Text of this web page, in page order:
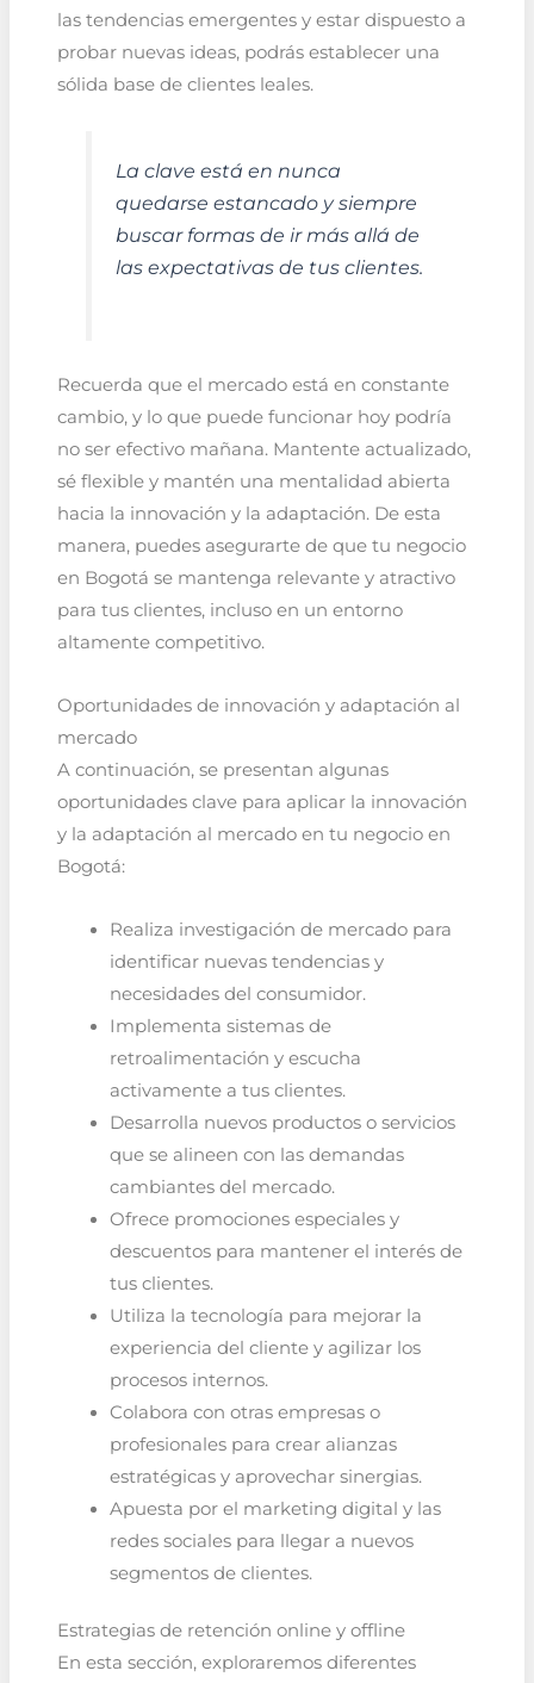
las tendencias emergentes y estar dispuesto a
probar nuevas ideas, podrás establecer una
sólida base de clientes leales.
La clave está en nunca
quedarse estancado y siempre
buscar formas de ir más allá de
las expectativas de tus clientes.
Recuerda que el mercado está en constante
cambio, y lo que puede funcionar hoy podría
no ser efectivo mañana. Mantente actualizado,
sé flexible y mantén una mentalidad abierta
hacia la innovación y la adaptación. De esta
manera, puedes asegurarte de que tu negocio
en Bogotá se mantenga relevante y atractivo
para tus clientes, incluso en un entorno
altamente competitivo.
Oportunidades de innovación y adaptación al
mercado
A continuación, se presentan algunas
oportunidades clave para aplicar la innovación
y la adaptación al mercado en tu negocio en
Bogotá:
Realiza investigación de mercado para
identificar nuevas tendencias y
necesidades del consumidor.
Implementa sistemas de
retroalimentación y escucha
activamente a tus clientes.
Desarrolla nuevos productos o servicios
que se alineen con las demandas
cambiantes del mercado.
Ofrece promociones especiales y
descuentos para mantener el interés de
tus clientes.
Utiliza la tecnología para mejorar la
experiencia del cliente y agilizar los
procesos internos.
Colabora con otras empresas o
profesionales para crear alianzas
estratégicas y aprovechar sinergias.
Apuesta por el marketing digital y las
redes sociales para llegar a nuevos
segmentos de clientes.
Estrategias de retención online y offline
En esta sección, exploraremos diferentes